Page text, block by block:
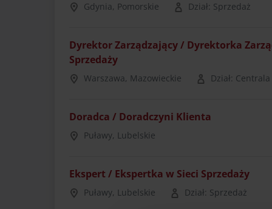
Gdynia, Pomorskie Dział: Sprzedaż
Dyrektor Zarządzający / Dyrektorka
Sprzedaży
Warszawa, Mazowieckie Dział: Centrala
Doradca / Doradczyni Klienta
Puławy, Lubelskie
Ekspert / Ekspertka w Sieci Sprzedaży
Puławy, Lubelskie Dział: Sprzedaż